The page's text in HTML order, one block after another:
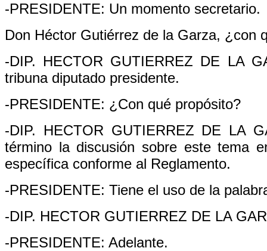
-PRESIDENTE: Un momento secretario.
Don Héctor Gutiérrez de la Garza, ¿con
-DIP. HECTOR GUTIERREZ DE LA
tribuna diputado presidente.
-PRESIDENTE: ¿Con qué propósito?
-DIP. HECTOR GUTIERREZ DE LA
término la discusión sobre este tema
específica conforme al Reglamento.
-PRESIDENTE: Tiene el uso de la
-DIP. HECTOR GUTIERREZ DE LA
-PRESIDENTE: Adelante.